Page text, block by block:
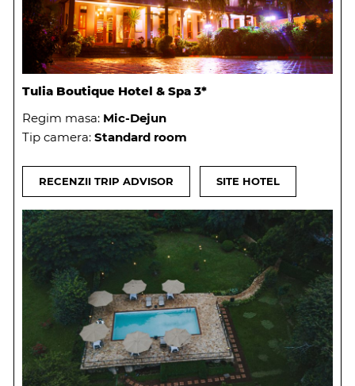
Tulia Boutique Hotel & Spa 3*
Regim masa: Mic-Dejun
Tip camera: Standard room
RECENZII TRIP ADVISOR SITE HOTEL